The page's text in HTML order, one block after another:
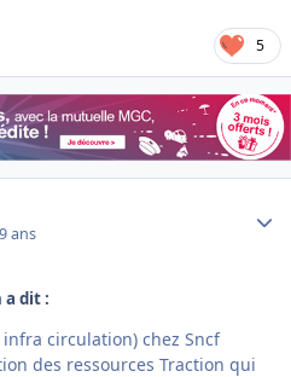
5
9 ans
a dit :
circulation) chez Sncf
des ressources Traction qui